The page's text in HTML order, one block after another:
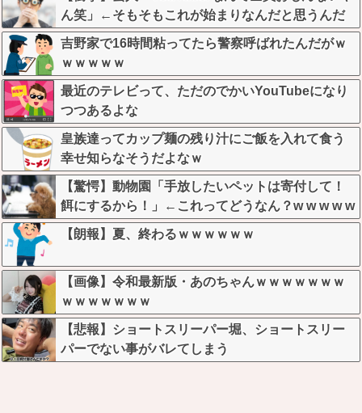
ん笑」←そもそもこれが始まりなんだと思うんだ
がどう思う？？？？？
吉野家で16時間粘ってたら警察呼ばれたんだがｗ
ｗｗｗｗｗ
最近のテレビって、ただのでかいYouTubeになり
つつあるよな
皇族達ってカップ麺の残り汁にご飯を入れて食う
幸せ知らなそうだよなｗ
【驚愕】動物園「手放したいペットは寄付して！
餌にするから！」←これってどうなん？w w w w w
w w w w w
【朗報】夏、終わるｗｗｗｗｗｗ
【画像】令和最新版・あのちゃんｗｗｗｗｗｗｗ
ｗｗｗｗｗｗｗ
【悲報】ショートスリーパー堀、ショートスリー
パーでない事がバレてしまう